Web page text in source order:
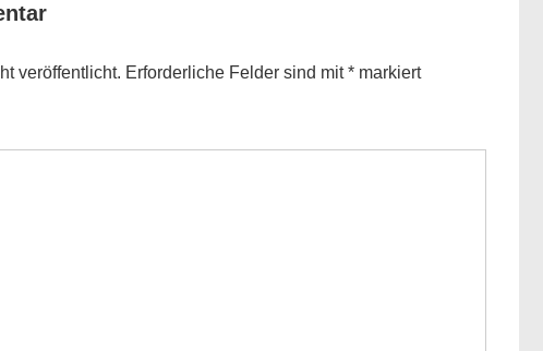
veröffentlicht. Erforderliche Felder sind mit* markiert